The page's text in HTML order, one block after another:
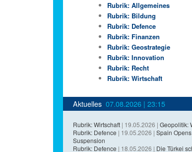
Rubrik: Allgemeines
Rubrik: Bildung
Rubrik: Defence
Rubrik: Finanzen
Rubrik: Geostrategie
Rubrik: Innovation
Rubrik: Recht
Rubrik: Wirtschaft
Aktuelles 07.08.2026 | 23:15
Rubrik: Wirtschaft | 19.05.2026 | Geopolitik:
Rubrik: Defence | 19.05.2026 | Spain
Suspension
Rubrik: Defence | 18.05.2026 | Die Türkei